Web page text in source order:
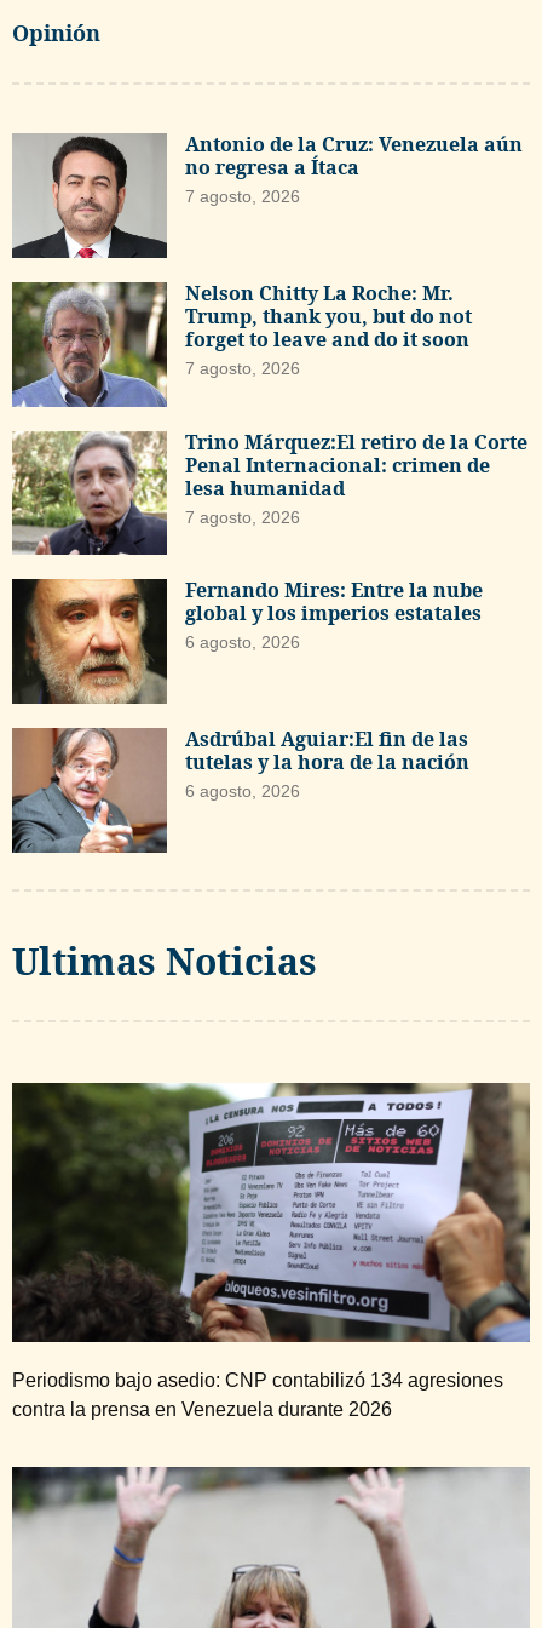
Opinión
Antonio de la Cruz: Venezuela aún
no regresa a Ítaca
7 agosto, 2026
Nelson Chitty La Roche: Mr.
Trump, thank you, but do not
forget to leave and do it soon
7 agosto, 2026
Trino Márquez:El retiro de la Corte
Penal Internacional: crimen de
lesa humanidad
7 agosto, 2026
Fernando Mires: Entre la nube
global y los imperios estatales
6 agosto, 2026
Asdrúbal Aguiar:El fin de las
tutelas y la hora de la nación
6 agosto, 2026
Ultimas Noticias
Periodismo bajo asedio: CNP contabilizó 134 agresiones
contra la prensa en Venezuela durante 2026